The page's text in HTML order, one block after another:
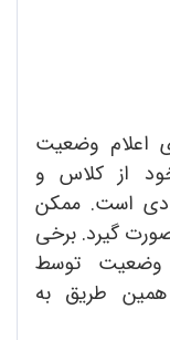
اعلام وضعیت
از کلاس و
است. ممکن
گیرد. برخی
وضعیت توسط
همین طریق به